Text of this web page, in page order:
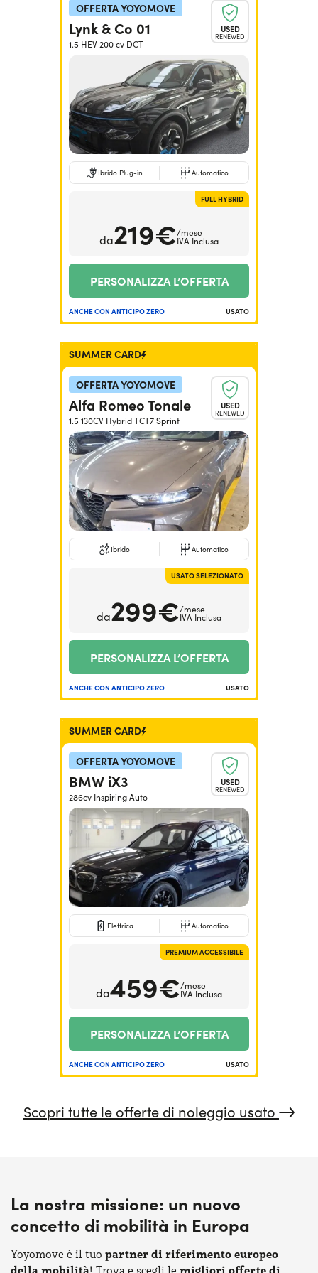
OFFERTA YOYOMOVE
USED
RENEWED
Lynk & Co 01
1.5 HEV 200 cv DCT
Ibrido Plug-in Automatico
FULL HYBRID
da219€/mese
IVA Inclusa
PERSONALIZZA L’OFFERTA
ANCHE CON ANTICIPO ZERO USATO
SUMMER CARD
OFFERTA YOYOMOVE
USED
RENEWED
Alfa Romeo Tonale
1.5 130CV Hybrid TCT7 Sprint
Ibrido Automatico
USATO SELEZIONATO
da299€/mese
IVA Inclusa
PERSONALIZZA L’OFFERTA
ANCHE CON ANTICIPO ZERO USATO
SUMMER CARD
OFFERTA YOYOMOVE
USED
RENEWED
BMW iX3
286cv Inspiring Auto
Elettrica Automatico
PREMIUM ACCESSIBILE
da459€/mese
IVA Inclusa
PERSONALIZZA L’OFFERTA
ANCHE CON ANTICIPO ZERO USATO
Scopri tutte le offerte di noleggio usato
La nostra missione: un nuovo
concetto di mobilità in Europa
Yoyomove è il tuo partner di riferimento europeo